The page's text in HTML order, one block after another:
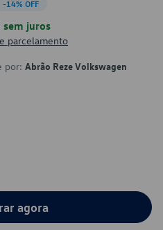
-14% OFF
sem juros
parcelamento
por: Abrão Reze Volkswagen
agora